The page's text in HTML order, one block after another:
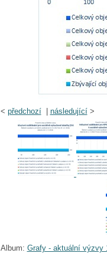
< předchozí| následující>
Album: Grafy - aktuální výzvy